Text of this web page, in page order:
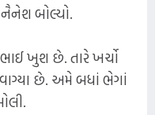
બોલ્યો.
ખુશ છે. તારે ખર્ચો
છે. અમે બધાં ભેગાં